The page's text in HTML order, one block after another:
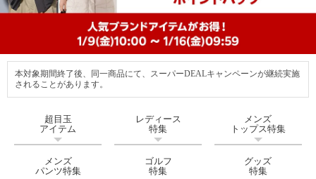
本対象期間終了後、同一商品にて、スーパーDEALキャンペーンが継続実施
されることがあります。
超目玉
アイテム
レディース
特集
メンズ
トップス特集
メンズ
パンツ特集
ゴルフ
特集
グッズ
特集